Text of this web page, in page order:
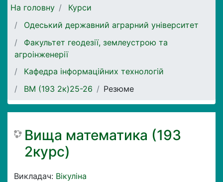
На головну
Курси
Одеський державний аграрний університет
Факультет геодезії, землеустрою та
агроінженерії
Кафедра інформаційних технологій
ВМ (193 2к)25-26
Резюме
Вища математика (193
2курс)
Викладач: Вікуліна